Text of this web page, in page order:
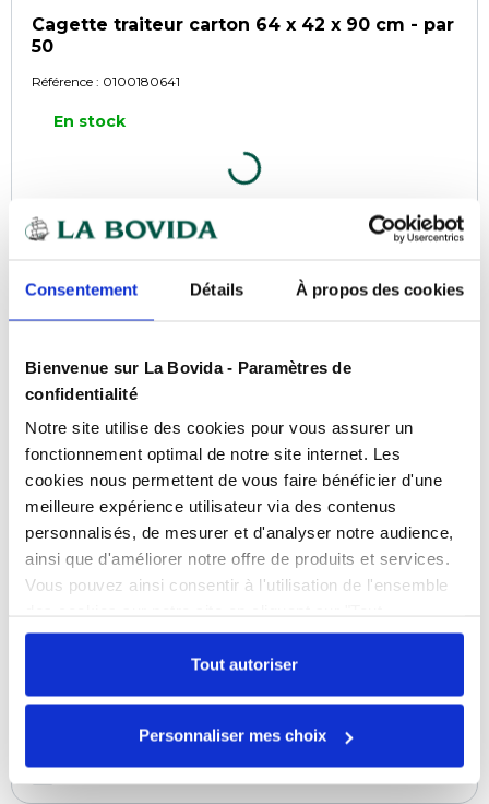
Consentement Détails À propos des cookies
Bienvenue sur La Bovida - Paramètres de
confidentialité
Notre site utilise des cookies pour vous assurer un
fonctionnement optimal de notre site internet. Les
cookies nous permettent de vous faire bénéficier d'une
meilleure expérience utilisateur via des contenus
personnalisés, de mesurer et d'analyser notre audience,
ainsi que d'améliorer notre offre de produits et services.
Vous pouvez ainsi consentir à l'utilisation de l'ensemble
autoriser". Cependant, si vous ne souhaitez autoriser que
certains types de cookies, veuillez cliquer sur
"Personnaliser mes choix".
Tout autoriser
Personnaliser mes choix
Cagette traiteur carton 64 x 42 x 90 cm - par
50
Référence : 0100180641
En stock
Cagette traiteur carton blanc - par 50
COMPARER